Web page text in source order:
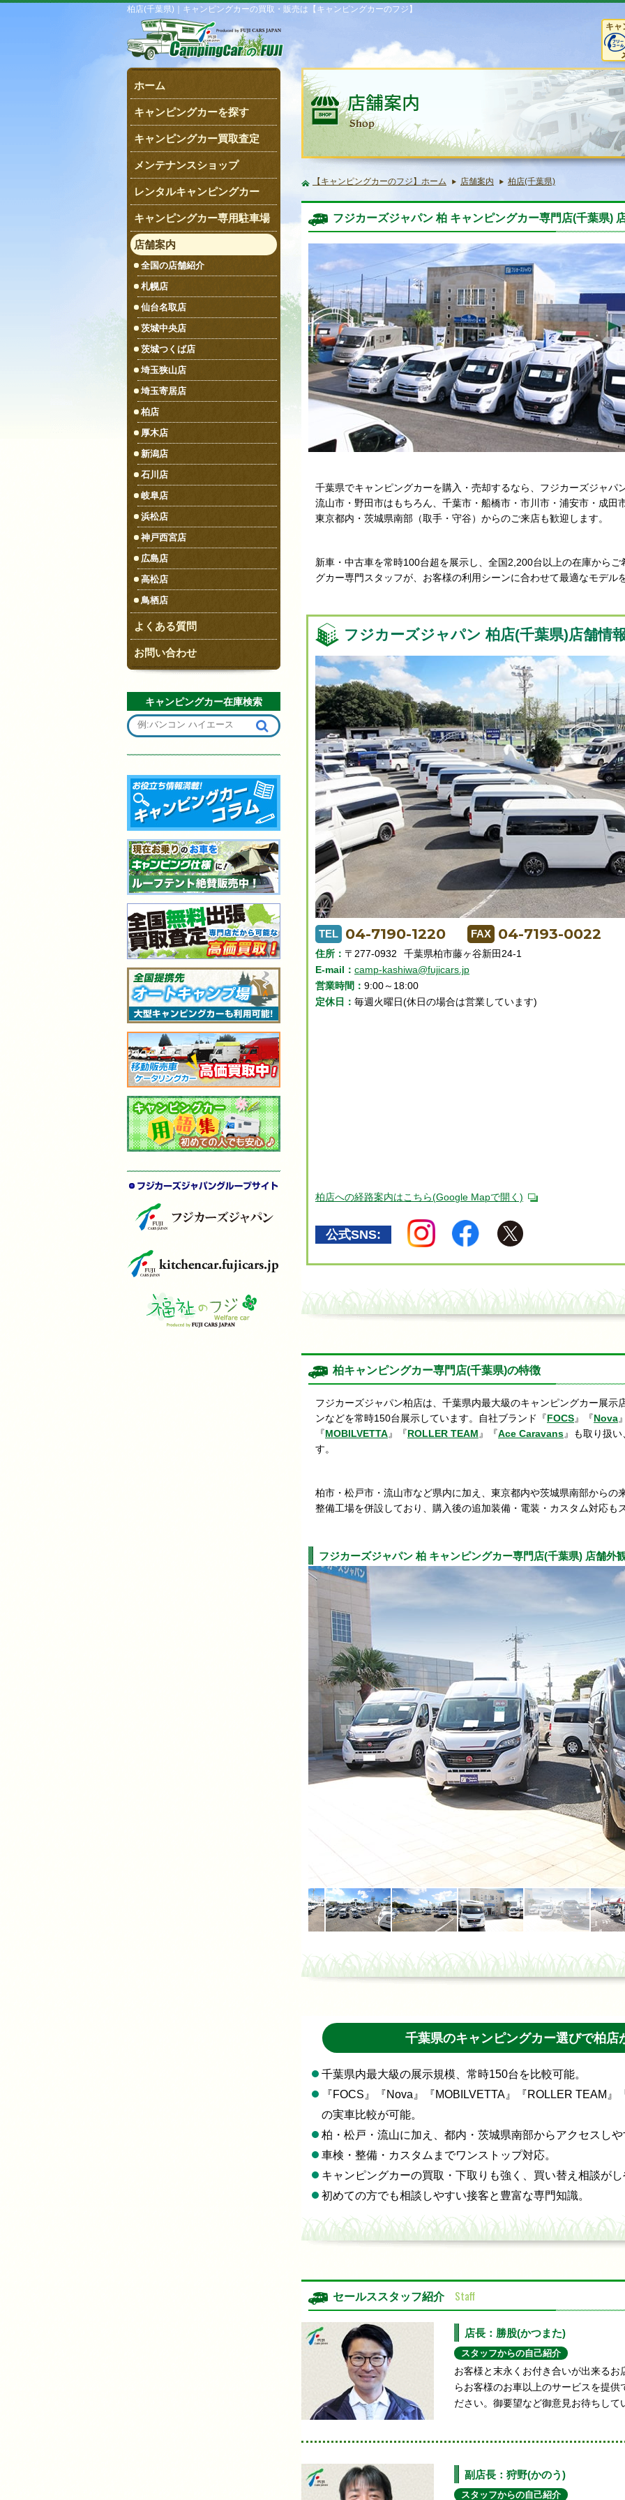
柏店(千葉県)｜キャンピングカーの買取・販売は【キャンピングカーのフジ】
キャ
【キャンピングカーのフジ】ホーム 店舗案内 柏店(千葉県)
フジカーズジャパン 柏 キャンピングカー専門店(千葉県)
千葉県でキャンピングカーを購入・売却するなら、フジカーズジャパ
流山市・野田市はもちろん、千葉市・船橋市・市川市・浦安市・成田
東京都内・茨城県南部（取手・守谷）からのご来店も歓迎します。
新車・中古車を常時100台超を展示し、全国2,200台以上の在庫から
グカー専門スタッフが、お客様の利用シーンに合わせて最適なモデル
フジカーズジャパン 柏店(千葉県)店舗情
TEL 04-7190-1220 FAX 04-7193-0022
住所： 〒 277-0932 千葉県柏市藤ヶ谷新田 24-1
E-mail： camp-kashiwa@fujicars.jp
営業時間： 9:00～18:00
定休日： 毎週火曜日(休日の場合は営業しています)
柏店への経路案内はこちら(Google Mapで開く)
公式SNS:
柏キャンピングカー専門店(千葉県)の特徴
フジカーズジャパン柏店は、千葉県内最大級のキャンピングカー展示
ンなどを常時150台展示しています。自社ブランド『 FOCS』『 Nova
『 MOBILVETTA』『 ROLLER TEAM 』『Ace Caravans』も取り扱
す。
柏市・松戸市・流山市など県内に加え、東京都内や茨城県南部からの
整備工場を併設しており、購入後の追加装備・電装・カスタム対応も
フジカーズジャパン 柏 キャンピングカー専門店(千葉県) 店舗外
千葉県のキャンピングカー選びで柏店
千葉県内最大級の展示規模、常時150台を比較可能。
『FOCS』『Nova』『MOBILVETTA』『ROLLER TEAM
の実車比較が可能。
柏・松戸・流山に加え、都内・茨城県南部からアクセスし
車検・整備・カスタムまでワンストップ対応。
キャンピングカーの買取・下取りも強く、買い替え相談が
初めての方でも相談しやすい接客と豊富な専門知識。
セールススタッフ紹介 Staff
店長：勝股(かつまた)
スタッフからの自己紹介
お客様と末永くお付き合いが出来る
らお客様のお車以上のサービスを提
ださい。御要望など御意見お待ちし
副店長：狩野(かのう)
スタッフからの自己紹介
ホーム
キャンピングカーを探す
キャンピングカー買取査定
メンテナンスショップ
レンタルキャンピングカー
キャンピングカー専用駐車場
店舗案内
全国の店舗紹介
札幌店
仙台名取店
茨城中央店
茨城つくば店
埼玉狭山店
埼玉寄居店
柏店
厚木店
新潟店
石川店
岐阜店
浜松店
神戸西宮店
広島店
高松店
鳥栖店
よくある質問
お問い合わせ
キャンピングカー在庫検索